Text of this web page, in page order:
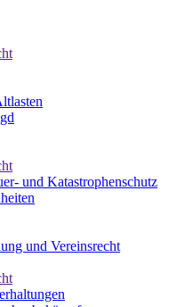
und Katastrophenschutz
und Vereinsrecht